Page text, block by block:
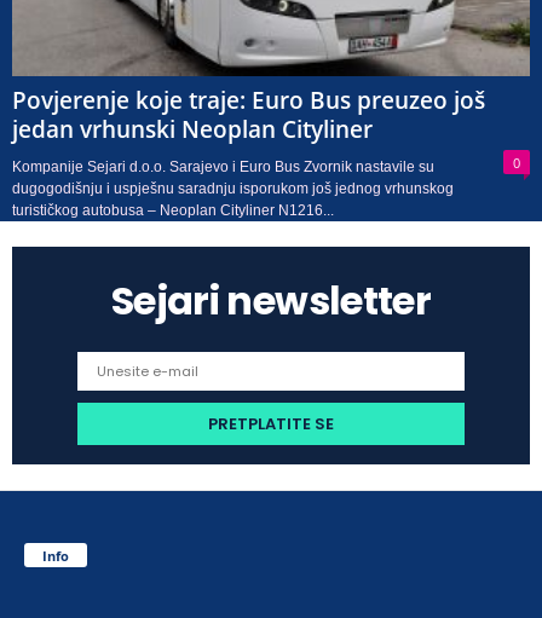
Povjerenje koje traje: Euro Bus preuzeo još
jedan vrhunski Neoplan Cityliner
0
Kompanije Sejari d.o.o. Sarajevo i Euro Bus Zvornik nastavile su
dugogodišnju i uspješnu saradnju isporukom još jednog vrhunskog
turističkog autobusa – Neoplan Cityliner N1216...
Sejari newsletter
Info